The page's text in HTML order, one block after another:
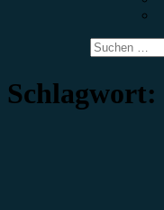
Suchen
nach:
Schlagwort: